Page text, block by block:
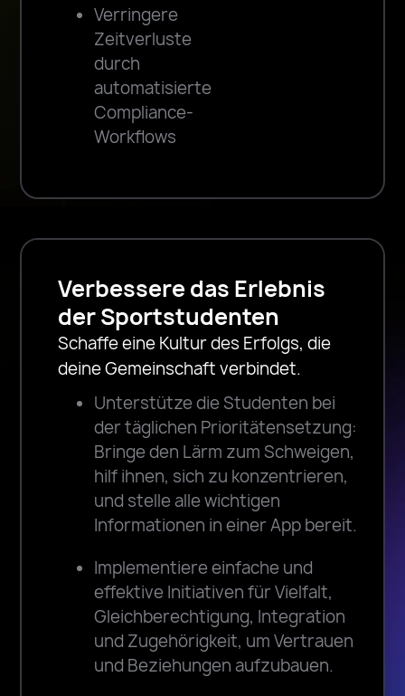
Verringere
Zeitverluste
durch
automatisierte
Compliance-
Workflows
Verbessere das Erlebnis
der Sportstudenten
Schaffe eine Kultur des Erfolgs, die
deine Gemeinschaft verbindet.
Unterstütze die Studenten bei
der täglichen Prioritätensetzung:
Bringe den Lärm zum Schweigen,
hilf ihnen, sich zu konzentrieren,
und stelle alle wichtigen
Informationen in einer App bereit.
Implementiere einfache und
effektive Initiativen für Vielfalt,
Gleichberechtigung, Integration
und Zugehörigkeit, um Vertrauen
und Beziehungen aufzubauen.